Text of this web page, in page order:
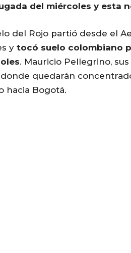
del miércoles y esta
del Rojo partió desde el
y tocó suelo colombiano
. Mauricio Pellegrino,
quedarán
hacia Bogotá.